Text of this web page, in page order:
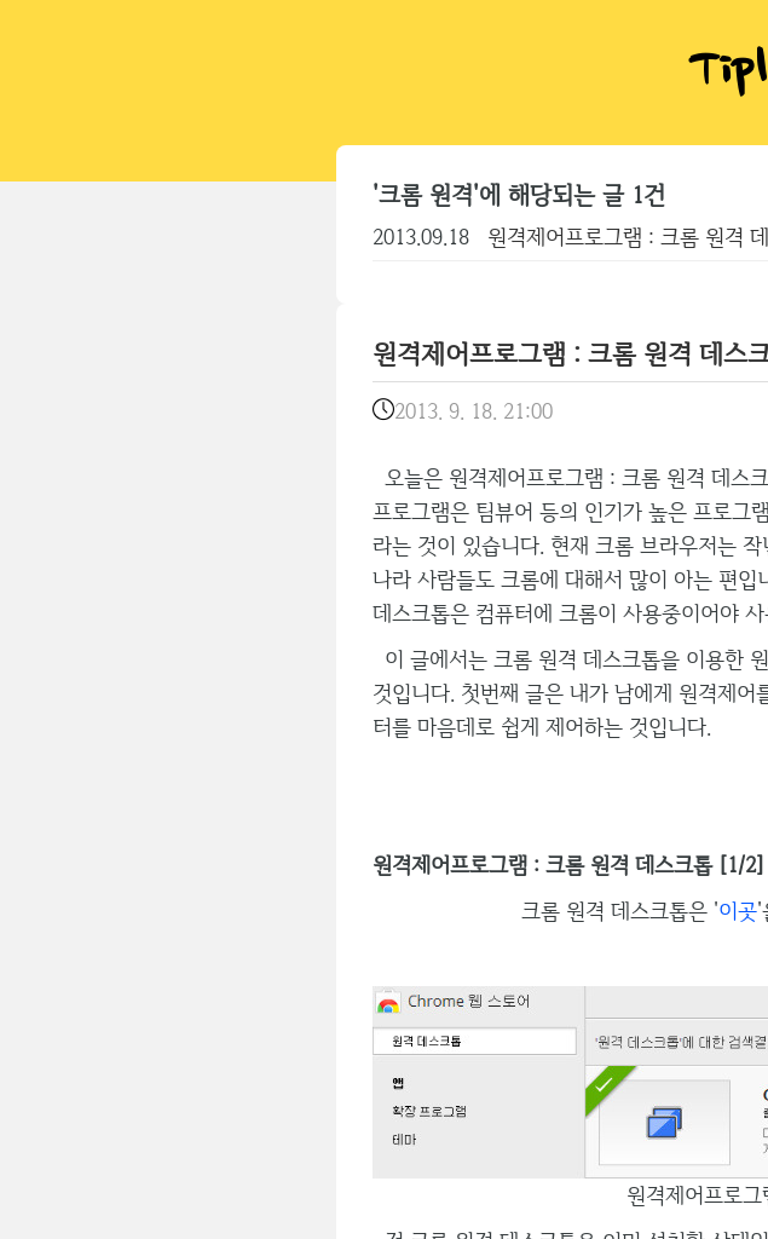
'크롬 원격'에 해당되는 글 1건
2013.09.18 원격제어프로그램 : 크롬 원격
원격제어프로그램 : 크롬 원격 데스
2013. 9. 18. 21:00
오늘은 원격제어프로그램 : 크롬 원격 데스
프로그램은 팀뷰어 등의 인기가 높은 프로그
라는 것이 있습니다. 현재 크롬 브라우저는
나라 사람들도 크롬에 대해서 많이 아는 편
데스크톱은 컴퓨터에 크롬이 사용중이어야
이 글에서는 크롬 원격 데스크톱을 이용한
것입니다. 첫번째 글은 내가 남에게 원격제
터를 마음데로 쉽게 제어하는 것입니다.
원격제어프로그램 : 크롬 원격 데스크톱 [1/2]
크롬 원격 데스크톱은 '이곳'
원격제어프로